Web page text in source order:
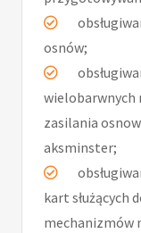
osnów;
wielobarwnych
zasilania
aksminster;
kart służących
mechanizmów